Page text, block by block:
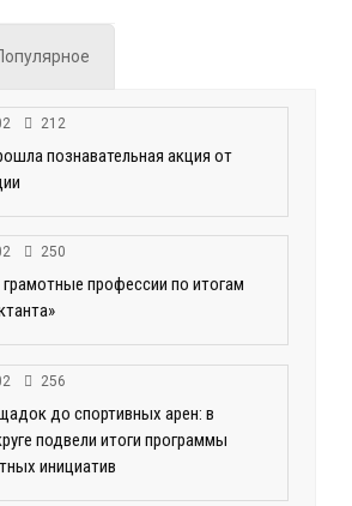
212
познавательная акция от
250
профессии по итогам
256
до спортивных арен: в
подвели итоги программы
инициатив